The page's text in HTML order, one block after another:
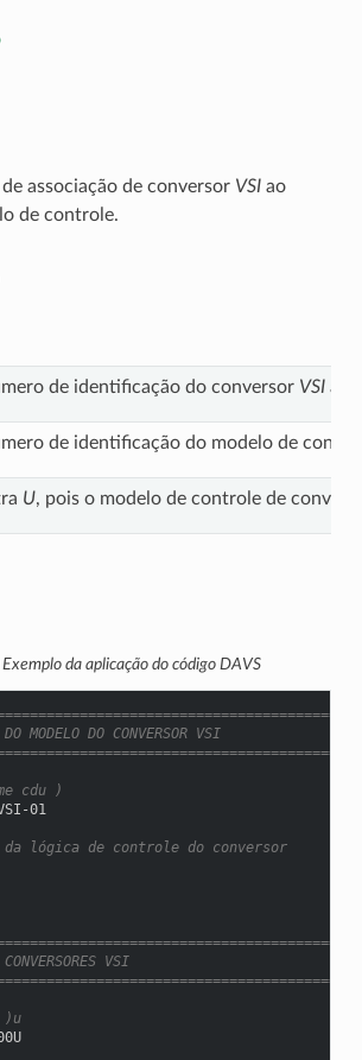
associação de conversor VSIao
de controle.
de identificação do conversor VSIao
de identificação do modelo de
U, pois o modelo de controle de
Exemplo da aplicação do código DAVS
MODELO DO CONVERSOR VSI
cdu )
01
lógica de controle do conversor
VSI
)u